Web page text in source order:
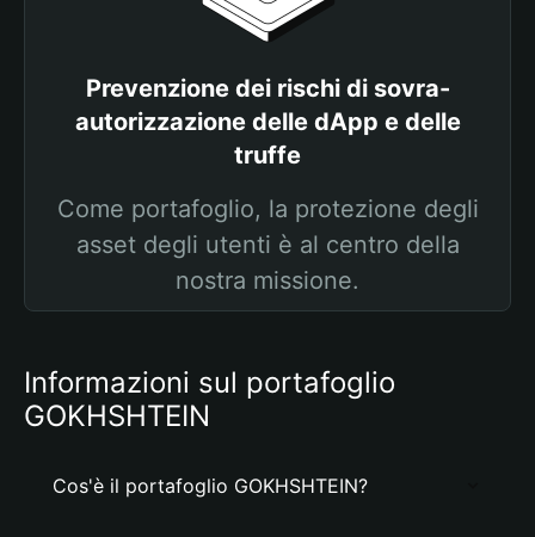
Prevenzione dei rischi di sovra-
autorizzazione delle dApp e delle
truffe
Come portafoglio, la protezione degli
asset degli utenti è al centro della
nostra missione.
Informazioni sul portafoglio
GOKHSHTEIN
Cos'è il portafoglio GOKHSHTEIN?